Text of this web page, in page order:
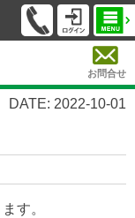
お問合せ
DATE: 2022-10-01
す。